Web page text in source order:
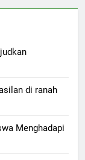
di ranah
Menghadapi